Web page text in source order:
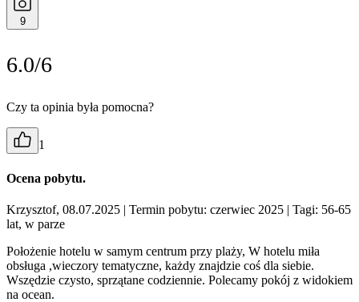
9
6.0/6
Czy ta opinia była pomocna?
1
Ocena pobytu.
Krzysztof, 08.07.2025 | Termin pobytu: czerwiec 2025 | Tagi: 56-65
lat, w parze
Położenie hotelu w samym centrum przy plaży, W hotelu miła
obsługa ,wieczory tematyczne, każdy znajdzie coś dla siebie.
Wszędzie czysto, sprzątane codziennie. Polecamy pokój z widokiem
na ocean.